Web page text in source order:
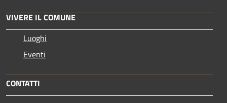
VIVERE IL COMUNE
Luoghi
Eventi
CONTATTI